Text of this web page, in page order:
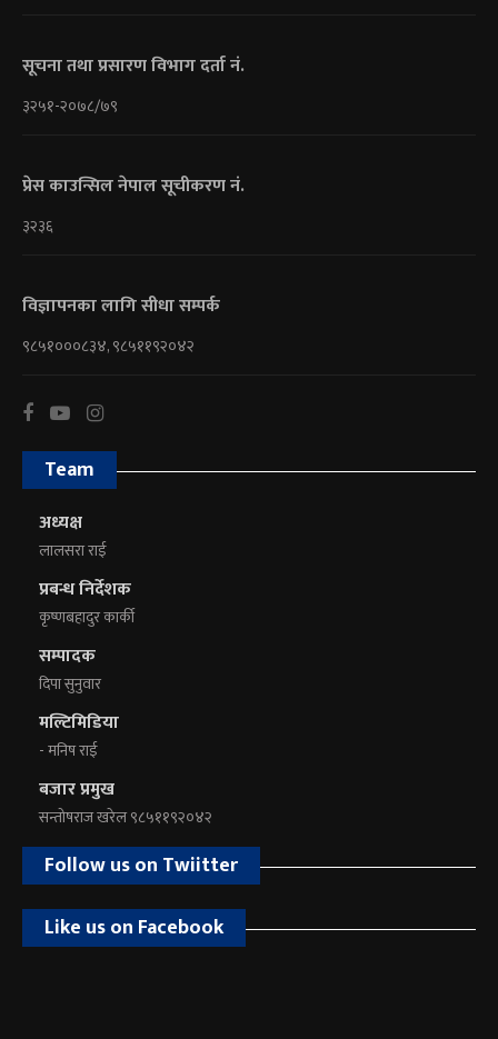
सूचना तथा प्रसारण विभाग दर्ता नं.
३२५१-२०७८/७९
प्रेस काउन्सिल नेपाल सूचीकरण नं.
३२३६
विज्ञापनका लागि सीधा सम्पर्क
९८५१०००८३४, ९८५११९२०४२
Team
अध्यक्ष
लालसरा राई
प्रबन्ध निर्देशक
कृष्णबहादुर कार्की
सम्पादक
दिपा सुनुवार
मल्टिमिडिया
- मनिष राई
बजार प्रमुख
सन्तोषराज खरेल ९८५११९२०४२
Follow us on Twiitter
Like us on Facebook